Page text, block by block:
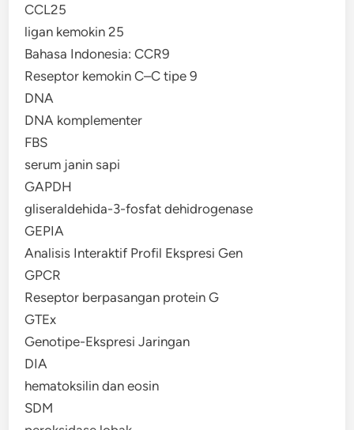
CCL25
ligan kemokin 25
Bahasa Indonesia: CCR9
Reseptor kemokin C–C tipe 9
DNA
DNA komplementer
FBS
serum janin sapi
GAPDH
gliseraldehida-3-fosfat dehidrogenase
GEPIA
Analisis Interaktif Profil Ekspresi Gen
GPCR
Reseptor berpasangan protein G
GTEx
Genotipe-Ekspresi Jaringan
DIA
hematoksilin dan eosin
SDM